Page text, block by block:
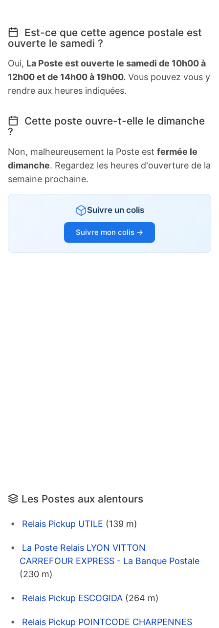
Est-ce que cette agence postale est
ouverte le samedi ?
Oui, La Poste est ouverte le samedi de 10h00 à
12h00 et de 14h00 à 19h00. Vous pouvez vous y
rendre aux heures indiquées.
Cette poste ouvre-t-elle le dimanche
?
Non, malheureusement la Poste est fermée le
dimanche. Regardez les heures d'ouverture de la
semaine prochaine.
Suivre un colis
Suivre mon colis →
Les Postes aux alentours
Relais Pickup UTILE (139 m)
La Poste Relais LYON VITTON
CARREFOUR EXPRESS - La Banque Postale
(230 m)
Relais Pickup ESCOGIDA (264 m)
Relais Pickup POINTCODE CHARPENNES